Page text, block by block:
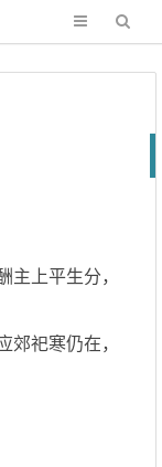
主上平生分，
郊祀寒仍在，